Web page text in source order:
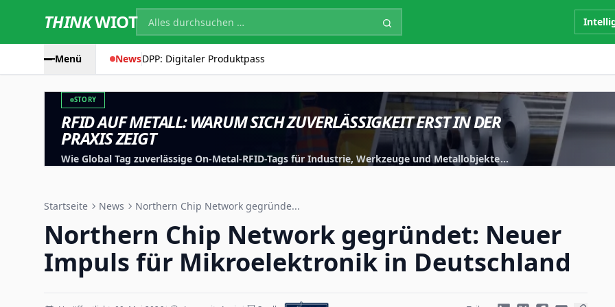
THINKWIOT
Menü NewsDPP: Digitaler Produktpass
STORY
RFID AUF METALL: WARUM SICH ZUVERLÄSSIGKEIT ERST IN DER
PRAXIS ZEIGT
Wie Global Tag zuverlässige On-Metal-RFID-Tags für Industrie, Werkzeuge und Metallobjekte
Startseite News Northern Chip Network gegründe...
Northern Chip Network gegründet: Neuer
Impuls für Mikroelektronik in Deutschland